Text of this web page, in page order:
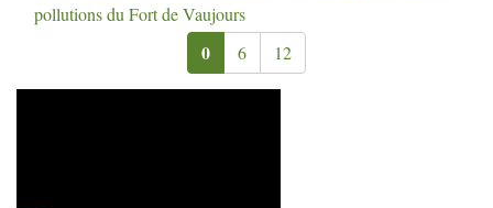
pollutions du Fort de Vaujours
0 6 12